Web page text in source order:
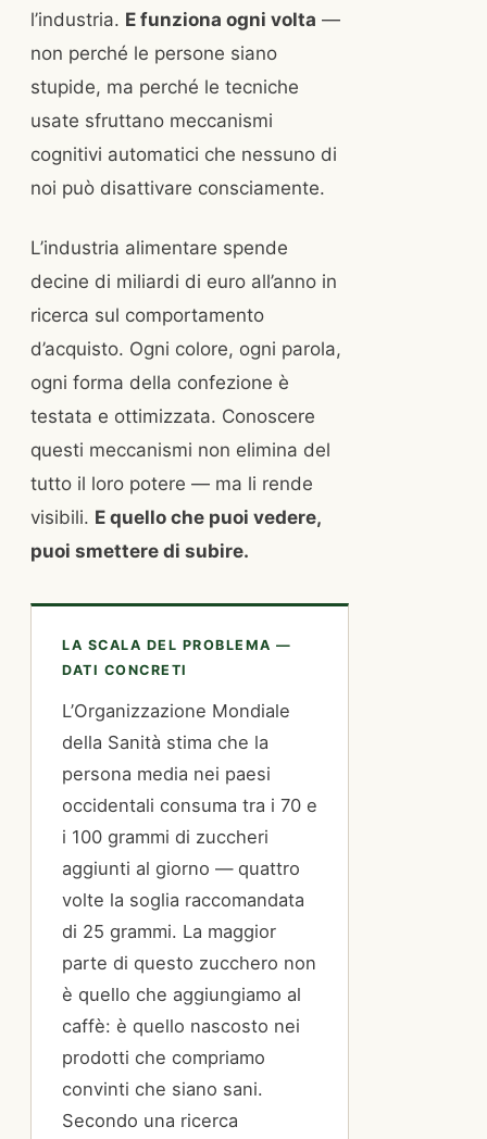
l’industria. E funziona ogni volta —
non perché le persone siano
stupide, ma perché le tecniche
usate sfruttano meccanismi
cognitivi automatici che nessuno di
noi può disattivare consciamente.
L’industria alimentare spende
decine di miliardi di euro all’anno in
ricerca sul comportamento
d’acquisto. Ogni colore, ogni parola,
ogni forma della confezione è
testata e ottimizzata. Conoscere
questi meccanismi non elimina del
tutto il loro potere — ma li rende
visibili. E quello che puoi vedere,
puoi smettere di subire.
LA SCALA DEL PROBLEMA —
DATI CONCRETI
L’Organizzazione Mondiale
della Sanità stima che la
persona media nei paesi
occidentali consuma tra i 70 e
i 100 grammi di zuccheri
aggiunti al giorno — quattro
volte la soglia raccomandata
di 25 grammi. La maggior
parte di questo zucchero non
è quello che aggiungiamo al
caffè: è quello nascosto nei
prodotti che compriamo
convinti che siano sani.
Secondo una ricerca